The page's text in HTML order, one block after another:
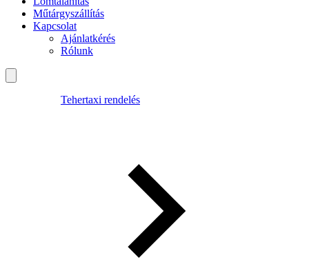
Műtárgyszállítás
Kapcsolat
Ajánlatkérés
Rólunk
Tehertaxi rendelés